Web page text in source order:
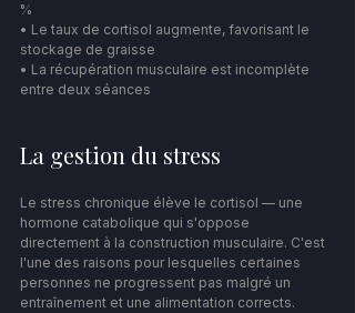
%
• Le taux de cortisol augmente, favorisant le
stockage de graisse
• La récupération musculaire est incomplète
entre deux séances
La gestion du stress
Le stress chronique élève le cortisol — une
hormone catabolique qui s'oppose
directement à la construction musculaire. C'est
l'une des raisons pour lesquelles certaines
personnes ne progressent pas malgré un
entraînement et une alimentation corrects.